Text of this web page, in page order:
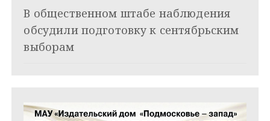
В общественном штабе наблюдения
обсудили подготовку к сентябрьским
выборам